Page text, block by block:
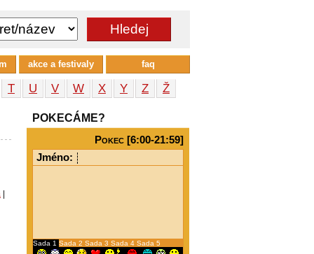
T U V W X Y Z
Ž
POKECÁME?
Pokec [6:00-21:59]
Jméno:
Sada 1 Sada 2 Sada 3 Sada 4 Sada 5
akce a festivaly faq